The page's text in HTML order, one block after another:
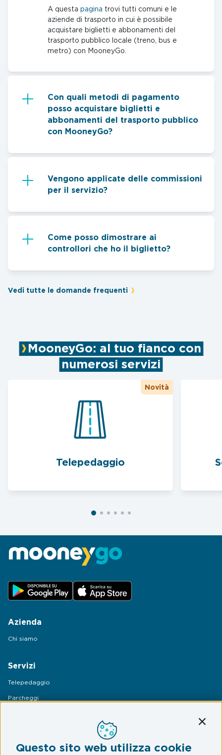
Questo sito web utilizza cookie
A questa pagina trovi tutti comuni e le
aziende di trasporto in cui è possibile
acquistare biglietti e abbonamenti del
trasporto pubblico locale (treno, bus e
metro) con MooneyGo.
Con quali metodi di pagamento
posso acquistare biglietti e
abbonamenti del trasporto pubblico
con MooneyGo?
Vengono applicate delle commissioni
per il servizio?
Come posso dimostrare ai
controllori che ho il biglietto?
Vedi tutte le domande frequenti
MooneyGo: al tuo fianco con
numerosi servizi
Novità
Telepedaggio
Azienda
Chi siamo
Servizi
Telepedaggio
Parcheggi